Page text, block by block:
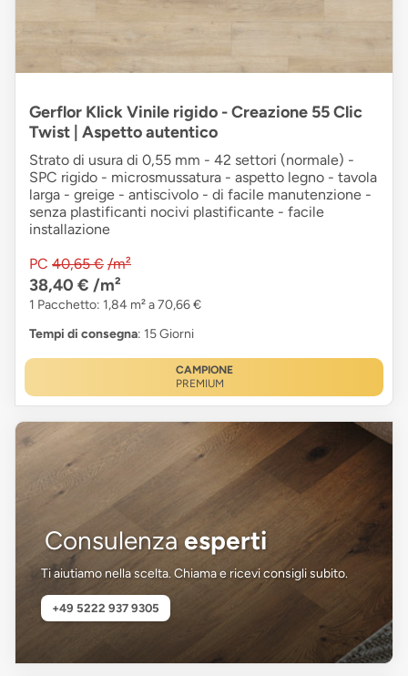
Gerflor Klick Vinile rigido - Creazione 55 Clic
Twist | Aspetto autentico
Strato di usura di 0,55 mm - 42 settori (normale) -
SPC rigido - microsmussatura - aspetto legno - tavola
larga - greige - antiscivolo - di facile manutenzione -
senza plastificanti nocivi plastificante - facile
installazione
PC 40,65 € /m²
38,40 € /m²
1 Pacchetto: 1,84 m² a 70,66 €
Tempi di consegna: 15 Giorni
CAMPIONE
PREMIUM
Consulenza esperti
Ti aiutiamo nella scelta. Chiama e ricevi consigli subito.
+49 5222 937 9305